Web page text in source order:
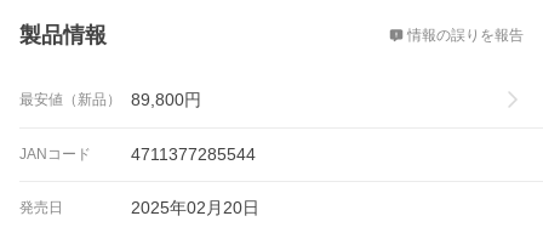
製品情報 情報の誤りを報告
最安値（新品） 89,800円
JANコード 4711377285544
発売日 2025年02月20日